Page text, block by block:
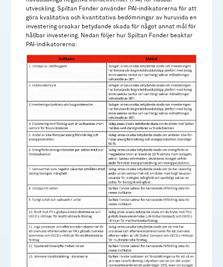
utveckling. Spiltan Fonder använder PAI-indikatorerna för att
göra kvalitativa och kvantitativa bedömningar av huruvida en
investering orsakar betydande skada för något annat mål för
hållbar investering. Nedan följer hur Spiltan Fonder beaktar
PAI-indikatorerna: